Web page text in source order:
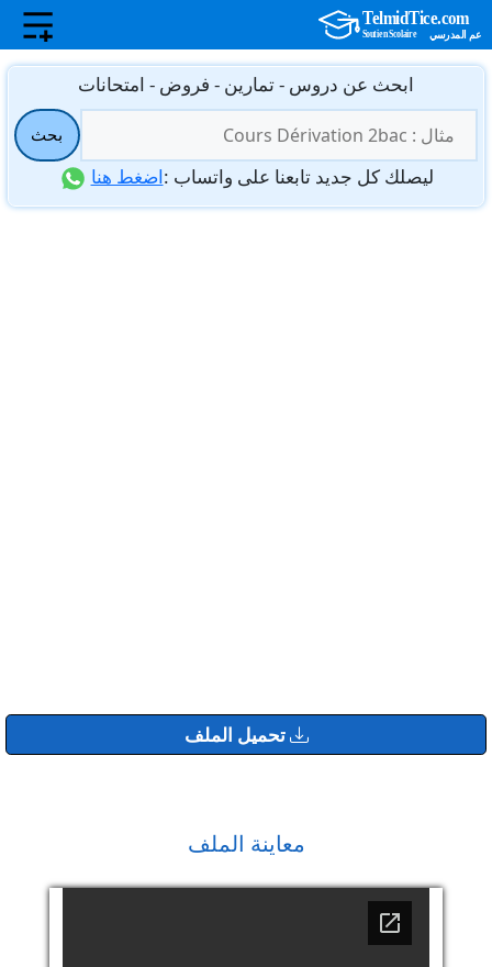
انتقل
المحتوى
ابحث عن دروس - تمارين - فروض - امتحانات
عن:
بحث
ليصلك كل جديد تابعنا على واتساب :اضغط هنا
تحميل الملف
معاينة الملف